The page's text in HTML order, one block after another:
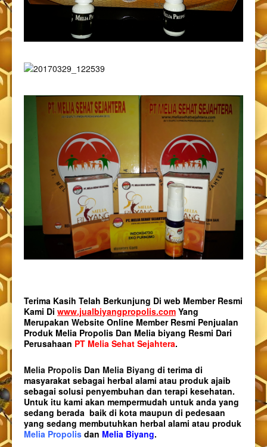
Terima Kasih Telah Berkunjung Di web Member Resmi
Kami Di www.jualbiyangpropolis.com Yang
Merupakan Website Online Member Resmi Penjualan
Produk Melia Propolis Dan Melia biyang Resmi Dari
Perusahaan PT Melia Sehat Sejahtera.
Melia Propolis Dan Melia Biyang di terima di
masyarakat sebagai herbal alami atau produk ajaib
sebagai solusi penyembuhan dan terapi kesehatan.
Untuk itu kami akan mempermudah untuk anda yang
sedang berada baik di kota maupun di pedesaan
yang sedang membutuhkan herbal alami atau produk
Melia Propolis dan Melia Biyang.